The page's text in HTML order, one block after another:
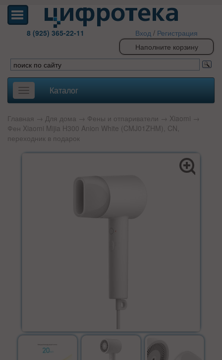
8 (925) 365-22-11 Вход / Регистрация
Наполните корзину
Toggle
navigation
Каталог
Главная → Для дома → Фены и отпариватели → Xiaomi →
Фен Xiaomi Mijia H300 Anion White (CMJ01ZHM), CN,
переходник в подарок